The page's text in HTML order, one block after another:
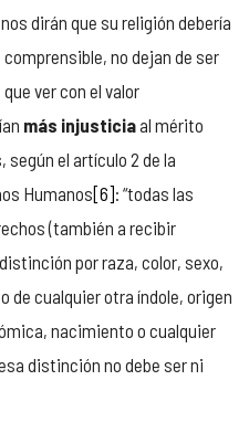
dirán que su religión debería
no dejan de ser
ver con el valor
más injusticiaal mérito
según el artículo 2 de la
Humanos[6]: “todas las
(también a recibir
por raza, color, sexo,
de cualquier otra índole, origen
nacimiento o cualquier
distinción no debe ser ni